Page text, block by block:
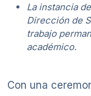
La instancia
Dirección de
trabajo
académico.
Con una